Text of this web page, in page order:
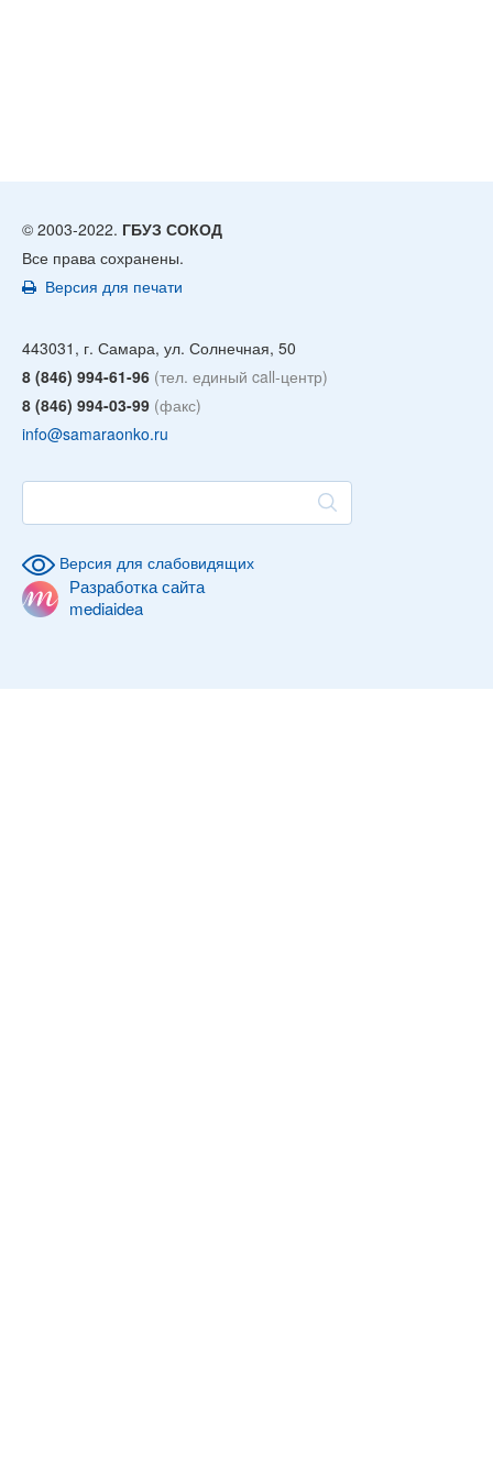
© 2003-2022. ГБУЗ СОКОД
Все права сохранены.
Версия для печати
443031, г. Самара, ул. Солнечная, 50
8 (846) 994-61-96 (тел. единый call-центр)
8 (846) 994-03-99 (факс)
info@samaraonko.ru
Версия для слабовидящих
Разработка сайта
mediaidea